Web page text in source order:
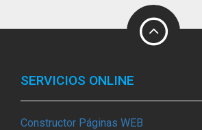
SERVICIOS ONLINE
Constructor Páginas WEB